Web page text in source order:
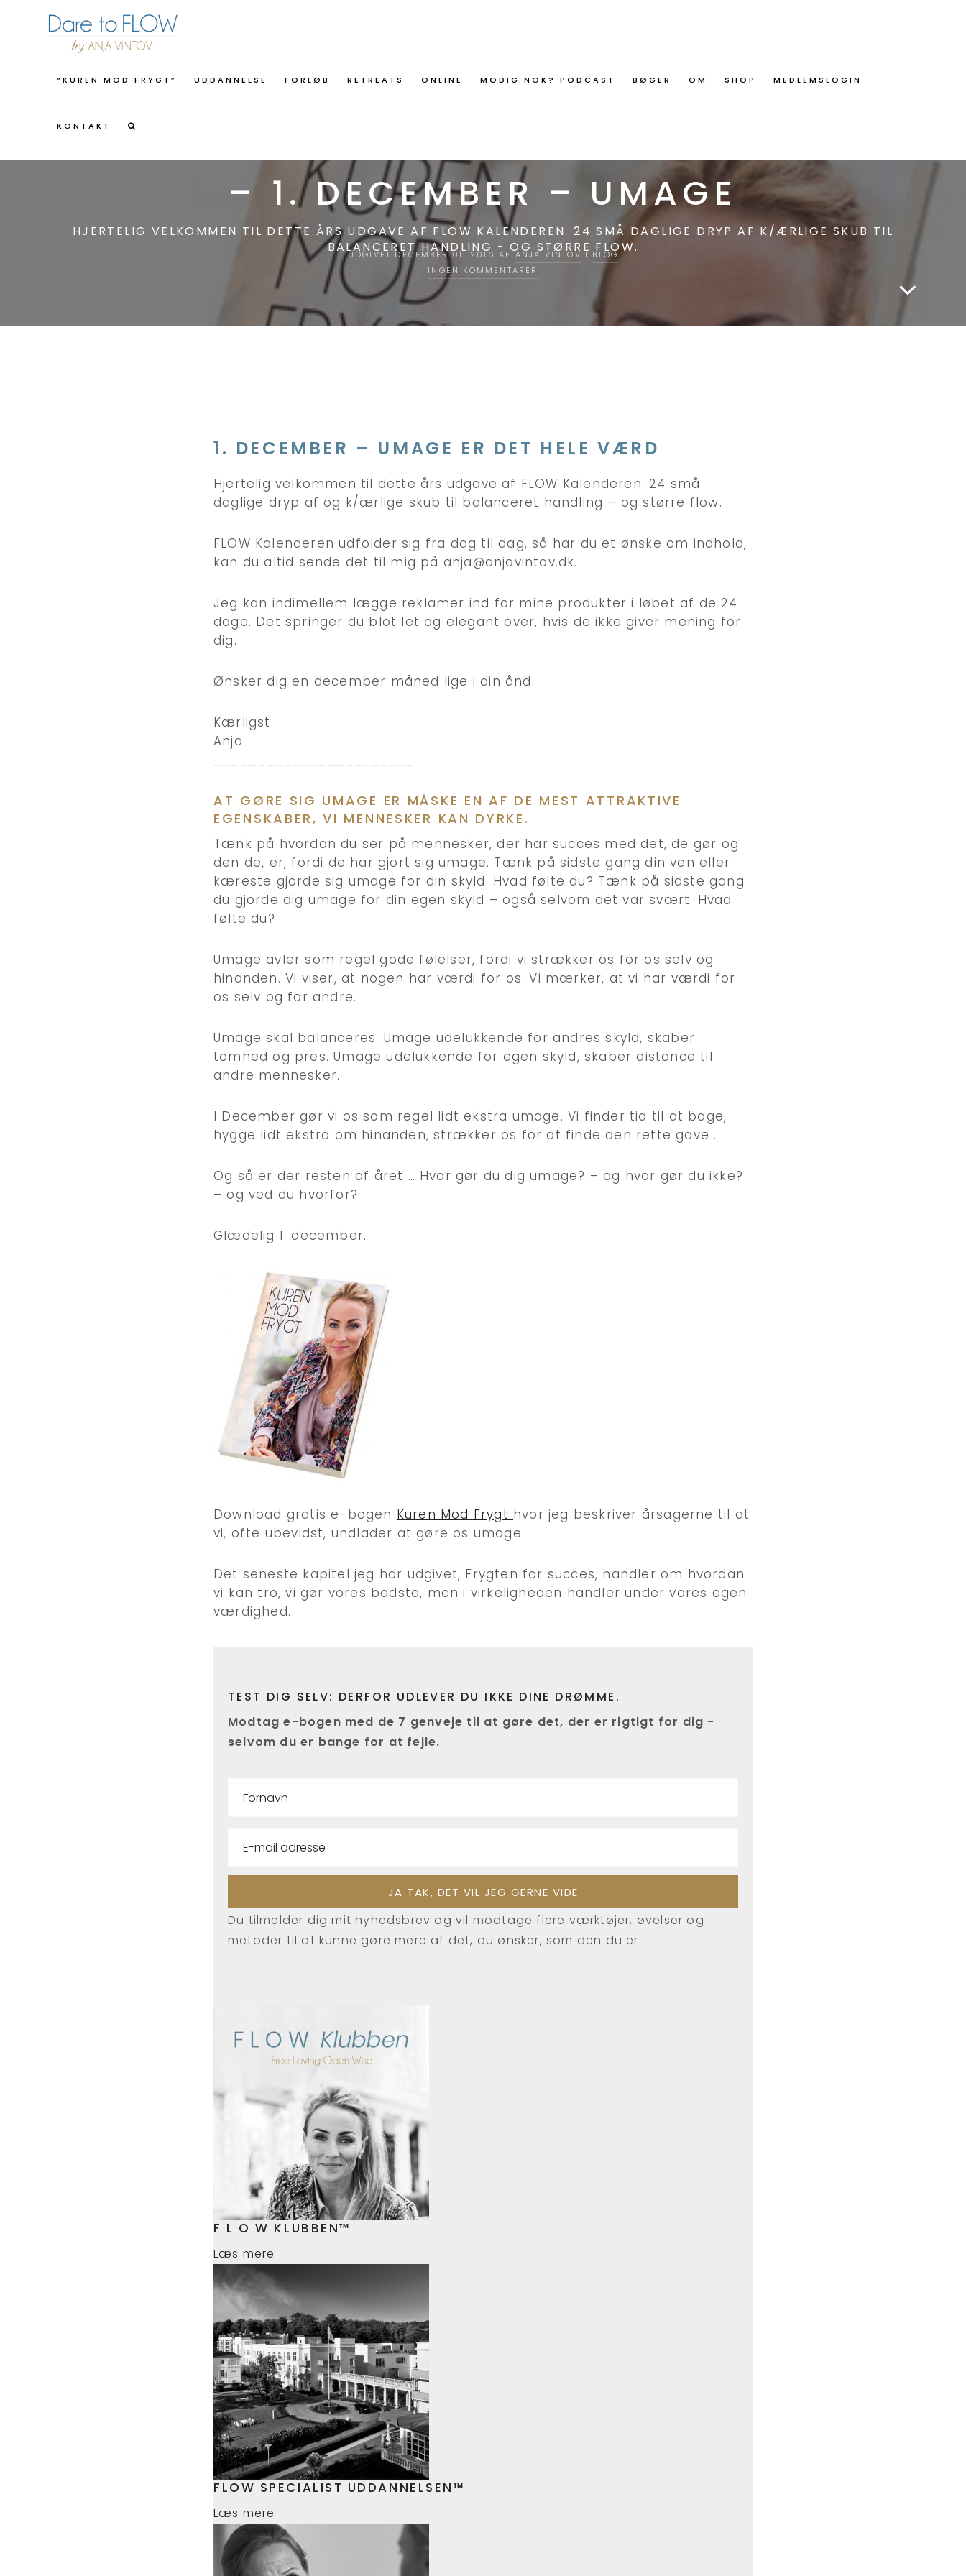
“KUREN MOD FRYGT” UDDANNELSE FORLØB RETREATS ONLINE MODIG NOK? PODCAST BØGER OM SHOP MEDLEMSLOGIN
KONTAKT
VELKOMMEN TIL ÅRETS FLOW KALENDER
– 1. DECEMBER – UMAGE
HJERTELIG VELKOMMEN TIL DETTE ÅRS UDGAVE AF FLOW KALENDEREN. 24 SMÅ DAGLIGE DRYP AF K/ÆRLIGE SKUB TIL
BALANCERET HANDLING - OG STØRRE FLOW.
UDGIVET DECEMBER 01, 2016 AFANJA VINTOV I BLOG
INGEN KOMMENTARER
1. DECEMBER – UMAGE ER DET HELE VÆRD
Hjertelig velkommen til dette års udgave af FLOW Kalenderen. 24 små
daglige dryp af og k/ærlige skub til balanceret handling – og større flow.
FLOW Kalenderen udfolder sig fra dag til dag, så har du et ønske om indhold,
kan du altid sende det til mig på anja@anjavintov.dk.
Jeg kan indimellem lægge reklamer ind for mine produkter i løbet af de 24
dage. Det springer du blot let og elegant over, hvis de ikke giver mening for
dig.
Ønsker dig en december måned lige i din ånd.
Kærligst
Anja
AT GØRE SIG UMAGE ER MÅSKE EN AF DE MEST ATTRAKTIVE
EGENSKABER, VI MENNESKER KAN DYRKE.
Tænk på hvordan du ser på mennesker, der har succes med det, de gør og
den de, er, fordi de har gjort sig umage. Tænk på sidste gang din ven eller
kæreste gjorde sig umage for din skyld. Hvad følte du? Tænk på sidste gang
du gjorde dig umage for din egen skyld – også selvom det var svært. Hvad
følte du?
Umage avler som regel gode følelser, fordi vi strækker os for os selv og
hinanden. Vi viser, at nogen har værdi for os. Vi mærker, at vi har værdi for
os selv og for andre.
Umage skal balanceres. Umage udelukkende for andres skyld, skaber
tomhed og pres. Umage udelukkende for egen skyld, skaber distance til
andre mennesker.
I December gør vi os som regel lidt ekstra umage. Vi finder tid til at bage,
hygge lidt ekstra om hinanden, strækker os for at finde den rette gave …
Og så er der resten af året … Hvor gør du dig umage? – og hvor gør du ikke?
– og ved du hvorfor?
Glædelig 1. december.
Download gratis e-bogen Kuren Mod Frygt hvor jeg beskriver årsagerne til at
vi, ofte ubevidst, undlader at gøre os umage.
Det seneste kapitel jeg har udgivet, Frygten for succes, handler om hvordan
vi kan tro, vi gør vores bedste, men i virkeligheden handler under vores egen
værdighed.
TEST DIG SELV: DERFOR UDLEVER DU IKKE DINE DRØMME.
Modtag e-bogen med de 7 genveje til at gøre det, der er rigtigt for dig -
selvom du er bange for at fejle.
Du tilmelder dig mit nyhedsbrev og vil modtage flere værktøjer, øvelser og
metoder til at kunne gøre mere af det, du ønsker, som den du er.
F L O W KLUBBEN™
Læs mere
FLOW SPECIALIST UDDANNELSEN™
Læs mere